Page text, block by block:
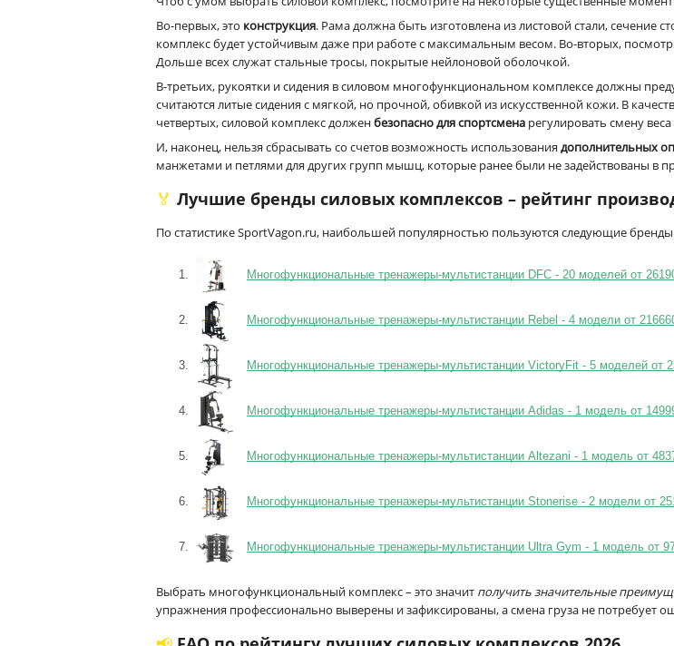
Во-первых, это конструкция. Рама должна быть изготовлена из листовой стали, сечение
комплекс будет устойчивым даже при работе с максимальным весом. Во-вторых,
Дольше всех служат стальные тросы, покрытые нейлоновой оболочкой.
В-третьих, рукоятки и сидения в силовом многофункциональном комплексе должны
считаются литые сидения с мягкой, но прочной, обивкой из искусственной кожи. В
четвертых, силовой комплекс долженбезопасно для спортсмена регулировать смену
И, наконец, нельзя сбрасывать со счетов возможность использования дополнительных
манжетами и петлями для других групп мышц, которые ранее были не задействованы в
🏅 Лучшие бренды силовых комплексов – рейтинг
По статистике SportVagon.ru, наибольшей популярностью пользуются следующие
Многофункциональные тренажеры-мультистанции DFC - 20 моделей от
Многофункциональные тренажеры-мультистанции Rebel - 4 модели от
Многофункциональные тренажеры-мультистанции VictoryFit - 5 моделей от
Многофункциональные тренажеры-мультистанции Adidas - 1 модель от
Многофункциональные тренажеры-мультистанции Altezani - 1 модель от
Многофункциональные тренажеры-мультистанции Stonerise - 2 модели от
Многофункциональные тренажеры-мультистанции Ultra Gym - 1 модель от
Выбрать многофункциональный комплекс – это значит получить значительные
упражнения профессионально выверены и зафиксированы, а смена груза не потребует